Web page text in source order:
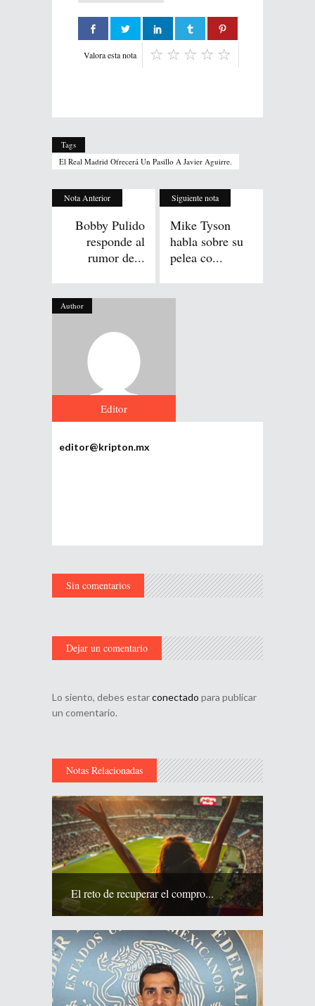
Valora esta nota
Tags
El Real Madrid Ofrecerá Un Pasillo A Javier Aguirre.
Nota Anterior
Bobby Pulido
responde al
rumor de...
Siguiente nota
Mike Tyson
habla sobre su
pelea co...
Author
Editor
editor@kripton.mx
Sin comentarios
Dejar un comentario
Lo siento, debes estarconectado para publicar
un comentario.
Notas Relacionadas
El reto de recuperar el compro...